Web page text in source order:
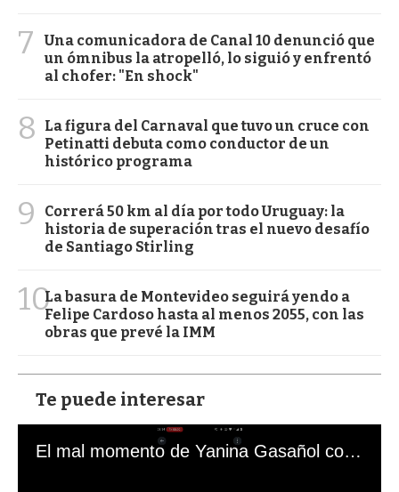
7
Una comunicadora de Canal 10 denunció que
un ómnibus la atropelló, lo siguió y enfrentó
al chofer: "En shock"
8
La figura del Carnaval que tuvo un cruce con
Petinatti debuta como conductor de un
histórico programa
9
Correrá 50 km al día por todo Uruguay: la
historia de superación tras el nuevo desafío
de Santiago Stirling
10La basura de Montevideo seguirá yendo a
Felipe Cardoso hasta al menos 2055, con las
obras que prevé la IMM
Te puede interesar
El mal momento de Yanina Gasañol con un hincha argentino en "Subrayado"